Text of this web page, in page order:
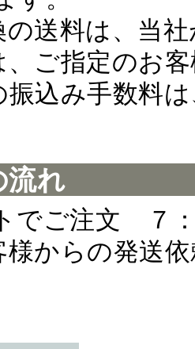
の送料は、当
、ご指定のお
振込み手数料
流れ
でご注文 ７
からの発送